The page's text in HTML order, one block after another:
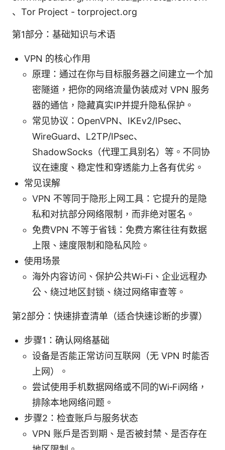
、Tor Project - torproject.org
第1部分：基础知识与术语
VPN 的核心作用
原理：通过在你与目标服务器之间建立一个加
密隧道，把你的网络流量伪装成对 VPN 服务
器的通信，隐藏真实IP并提升隐私保护。
常见协议：OpenVPN、IKEv2/IPsec、
WireGuard、L2TP/IPsec、
ShadowSocks（代理工具别名）等。不同协
议在速度、稳定性和穿透能力上各有优劣。
常见误解
VPN 不等同于隐形上网工具：它提升的是隐
私和对抗部分网络限制，而非绝对匿名。
免费VPN 不等于省钱：免费方案往往有数据
上限、速度限制和隐私风险。
使用场景
海外内容访问、保护公共Wi‑Fi、企业远程办
公、绕过地区封锁、绕过网络审查等。
第2部分：快速排查清单（适合快速诊断的步骤）
步骤1：确认网络基础
设备是否能正常访问互联网（无 VPN 时能否
上网）。
尝试使用手机数据网络或不同的Wi‑Fi网络，
排除本地网络问题。
步骤2：检查账户与服务状态
VPN 账户是否到期、是否被封禁、是否存在